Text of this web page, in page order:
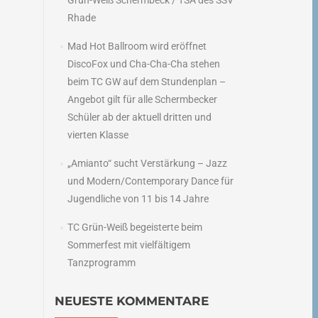
Rhade
Mad Hot Ballroom wird eröffnet
DiscoFox und Cha-Cha-Cha stehen
beim TC GW auf dem Stundenplan –
Angebot gilt für alle Schermbecker
Schüler ab der aktuell dritten und
vierten Klasse
„Amianto“ sucht Verstärkung – Jazz
und Modern/Contemporary Dance für
Jugendliche von 11 bis 14 Jahre
TC Grün-Weiß begeisterte beim
Sommerfest mit vielfältigem
Tanzprogramm
NEUESTE KOMMENTARE